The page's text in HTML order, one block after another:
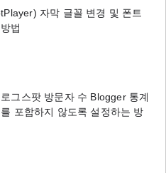
자막 글꼴 변경 및 폰트
법
그스팟 방문자 수 Blogger 통계
포함하지 않도록 설정하는 방